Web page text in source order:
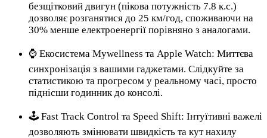
безщітковий двигун (пікова потужність 7.8 к.с.)
дозволяє розганятися до 25 км/год, споживаючи на
30% менше електроенергії порівняно з аналогами.
⌚ Екосистема Mywellness та Apple Watch: Миттєва
синхронізація з вашими гаджетами. Слідкуйте за
статистикою та прогресом у реальному часі, просто
піднісши годинник до консолі.
🕹️ Fast Track Control та Speed Shift: Інтуїтивні важелі
дозволяють змінювати швидкість та кут нахилу